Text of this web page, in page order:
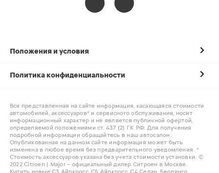
Положения и условия
Политика конфиденциальности
Вся представленная на сайте информация, касающаяся стоимости
автомобилей, аксессуаров* и сервисного обслуживания, носит
информационный характер и не является публичной офертой,
определяемой положениями ст. 437 (2) ГК РФ. Для получения
подробной информации обращайтесь в наш автосалон.
Опубликованная на данном сайте информация может быть
изменена в любое время без предварительного уведомления. *
Стоимость аксессуаров указана без учета стоимости установки. ©
2022 Citroen | Major – официальный дилер Ситроен в Москве.
Купить новые С3 Айркросс, С5 Айркросс, С4 Седан, Берлинго,